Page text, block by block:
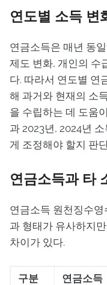
연도별 소득 변
연금소득은 매년 동
제도 변화, 개인의 수
다. 따라서 연도별 연
해 과거와 현재의 소
을 수립하는 데 도움
과 2023년, 2024년
게 조정해야 할지 판
연금소득과 타
연금소득 원천징수
과 형태가 유사하지
차이가 있다.
구분 연금소득